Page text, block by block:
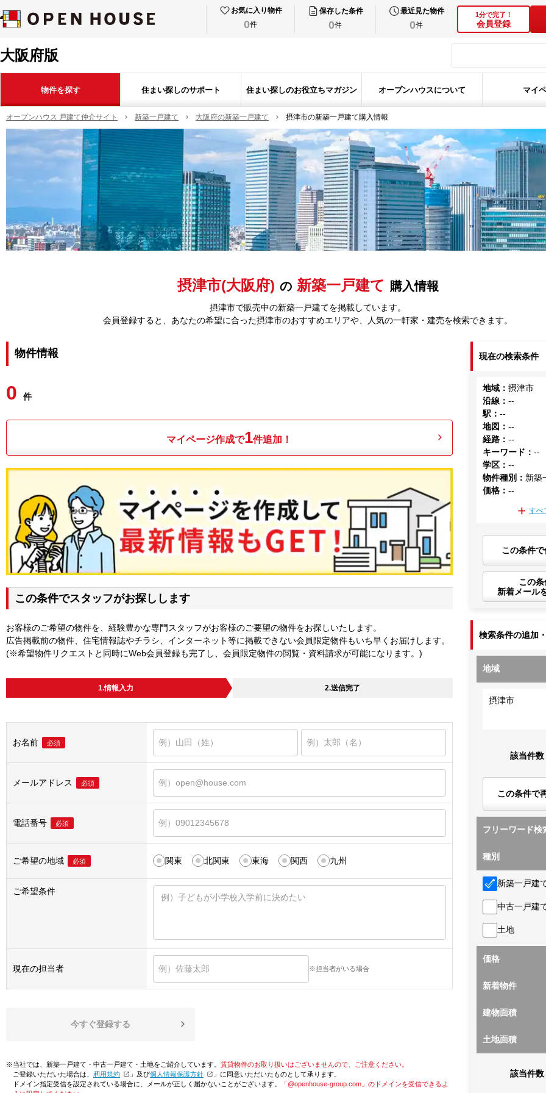
お気に入り物件
0件
保存した条件
0件
最近見た物件
0件
1分で完了！
会員登録
大阪府版
物件を探す 住まい探しのサポート 住まい探しのお役立ちマガジン オープンハウスについて マイ
オープンハウス 戸建て仲介サイト 新築一戸建て 大阪府の新築一戸建て 摂津市の新築一戸建て購入情報
摂津市(大阪府) の 新築一戸建て 購入情報
摂津市で販売中の新築一戸建てを掲載しています。
会員登録すると、あなたの希望に合った摂津市のおすすめエリアや、人気の一軒家・建売を検索できます。
物件情報
0 件
マイページ作成で1件追加！
この条件でスタッフがお探しします
お客様のご希望の物件を、経験豊かな専門スタッフがお客様のご要望の物件をお探しいたします。
広告掲載前の物件、住宅情報誌やチラシ、インターネット等に掲載できない会員限定物件もいち早くお届けします。
(※希望物件リクエストと同時にWeb会員登録も完了し、会員限定物件の閲覧・資料請求が可能になります。)
1.情報入力 2.送信完了
お名前 必須
メールアドレス 必須
電話番号 必須
ご希望の地域 必須 関東 北関東 東海 関西 九州
ご希望条件
現在の担当者 ※担当者がいる場合
今すぐ登録する
※当社では、新築一戸建て・中古一戸建て・土地をご紹介しています。 賃貸物件のお取り扱いはございませんので、ご注意ください。
ご登録いただいた場合は、「利用規約 」及び「個人情報保護方針
」に同意いただいたものとして承ります。
ドメイン指定受信を設定されている場合に、メールが正しく届かないことがございます。
「@openhouse-group.com」のドメインを受信できるよ
現在の検索条件
地域 ：摂津市
沿線 ：--
駅 ：--
地図 ：--
経路 ：--
キーワード ：--
学区 ：--
物件種別 ： 新築
価格 ：--
すべ
この条件
この
新着メール
検索条件の追加
地域
摂津市
該当件数
この条件で
フリーワード検
種別
新築一戸建
中古一戸建
土地
価格
新着物件
建物面積
土地面積
該当件数